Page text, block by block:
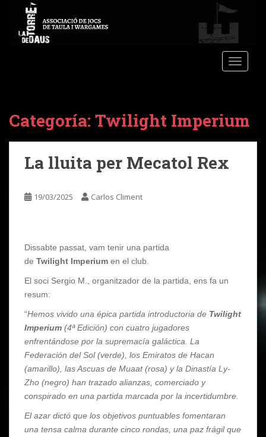
Categoría: Twilight Imperium
La lluita per Mecatol Rex
19/03/2025 Carlos Climent
Dissabte passat, vam tenir una partida
de Twilight Imperium en el club.
El soci Sergio M., organitzador de la partida, ens fa un
resum:
“Hemos vivido una épica partida introductoria de Twilight
Imperium (4ª Edición) con cuatro jugadores
enfrentándose por la supremacía galáctica. La
Federación del Sol (verde), los Emiratos de Hacan
(amarillo), las Ascuas de Muaat (rosa) y la Dinastía Ly-
Zho (negro) han trazado alianzas, comerciado y
conspirado en una partida marcada por la incertidumbre.
El azar dictó que los objetivos puntuables fomentaran
una tensa calma durante cinco rondas, una paz frágil que